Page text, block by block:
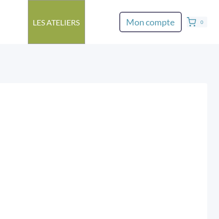
LES ATELIERS Mon compte 0